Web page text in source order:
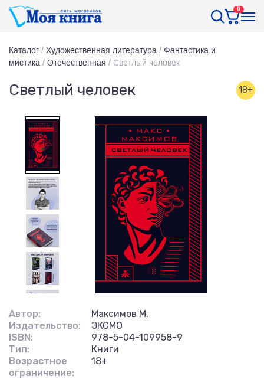
0
Каталог / Художественная литература / Фантастика и
мистика / Отечественная / Светлый человек
Светлый человек 18+
Автор:
Максимов М.
Издательство:
ЭКСМО
ISBN:
978-5-04-109958-9
Тип:
Книги
Возрастное
ограничение:
18+